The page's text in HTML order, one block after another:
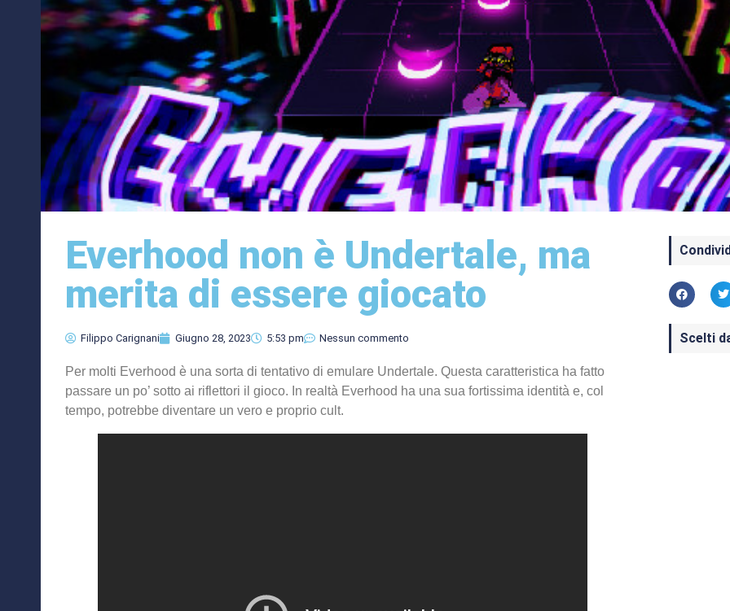
Everhood non è Undertale, ma
merita di essere giocato
Filippo Carignani Giugno 28, 2023 5:53 pm Nessun commento
Per molti Everhood è una sorta di tentativo di emulare Undertale. Questa caratteristica ha fatto
passare un po’ sotto ai riflettori il gioco. In realtà Everhood ha una sua fortissima identità e, col
tempo, potrebbe diventare un vero e proprio cult.
Scelti